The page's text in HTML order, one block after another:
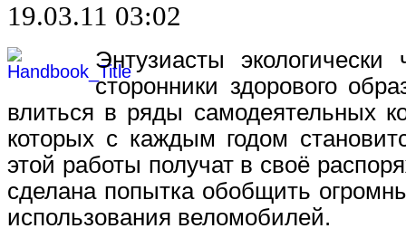
19.03.11 03:02
Энтузиасты
сторонники здорового
влиться в ряды самодеятельных
которых с каждым годом
этой работы получат в своё
сделана попытка обобщить
использования веломобилей.